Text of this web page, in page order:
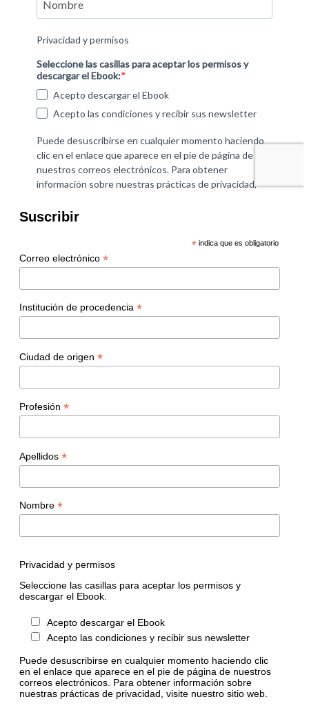
Suscribir
* indica que es obligatorio
Correo electrónico *
Institución de procedencia *
Ciudad de origen *
Profesión *
Apellidos *
Nombre *
Privacidad y permisos
Seleccione las casillas para aceptar los permisos y
descargar el Ebook.
Acepto descargar el Ebook
Acepto las condiciones y recibir sus newsletter
Puede desuscribirse en cualquier momento haciendo clic
en el enlace que aparece en el pie de página de nuestros
correos electrónicos. Para obtener información sobre
nuestras prácticas de privacidad, visite nuestro sitio web.